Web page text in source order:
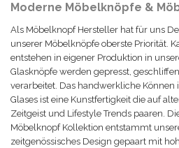
Moderne Möbelknöpfe &
Als Möbelknopf Hersteller hat für uns
unserer Möbelknöpfe oberste Priorität.
entstehen in eigener Produktion in
Glasknöpfe werden gepresst,
verarbeitet. Das handwerkliche Können
Glases ist eine Kunstfertigkeit die auf
Zeitgeist und Lifestyle Trends paaren.
Möbelknopf Kollektion entstammt
zeitgenössisches Design gepaart mit